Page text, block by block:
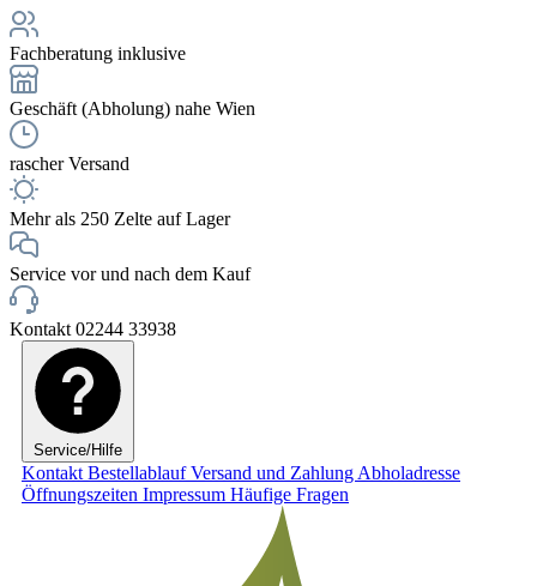
Fachberatung inklusive
Geschäft (Abholung) nahe Wien
rascher Versand
Mehr als 250 Zelte auf Lager
Service vor und nach dem Kauf
Kontakt 02244 33938
Service/Hilfe
Kontakt BestellablaufVersand und Zahlung Abholadresse
Öffnungszeiten Impressum Häufige Fragen